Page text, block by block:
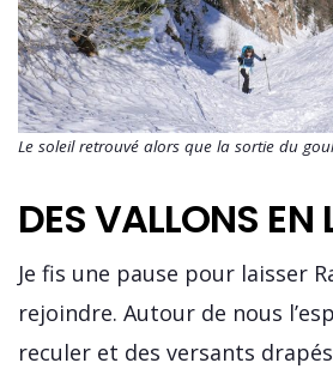
Le soleil retrouvé alors que la sortie du
DES VALLONS EN
Je fis une pause pour laisser
rejoindre. Autour de nous
reculer et des versants